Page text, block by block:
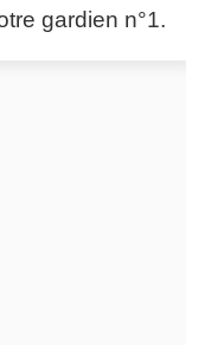
gardien n°1.